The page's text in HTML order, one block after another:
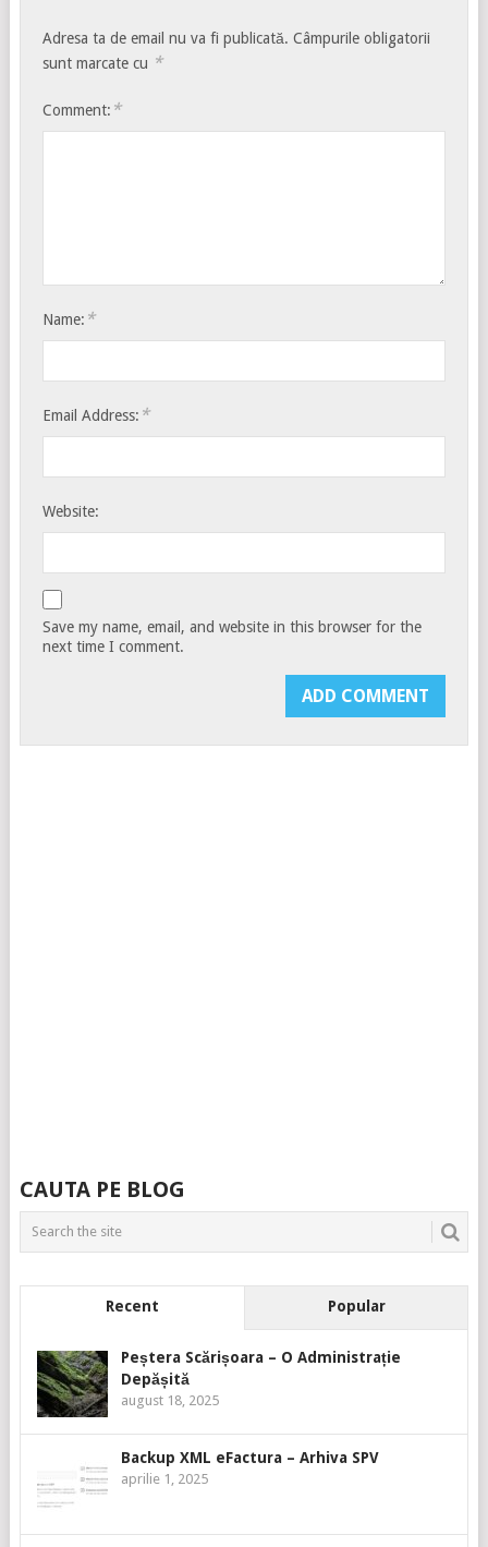
Adresa ta de email nu va fi publicată. Câmpurile obligatorii
sunt marcate cu *
Comment: *
Name: *
Email Address: *
Website:
Save my name, email, and website in this browser for the
next time I comment.
CAUTA PE BLOG
Recent Popular
Peștera Scărișoara – O Administrație
Depășită
august 18, 2025
Backup XML eFactura – Arhiva SPV
aprilie 1, 2025